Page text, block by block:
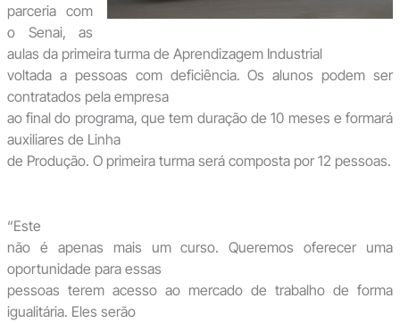
parceria com
o Senai, as
aulas da primeira turma de Aprendizagem Industrial
voltada a pessoas com deficiência. Os alunos podem ser
contratados pela empresa
ao final do programa, que tem duração de 10 meses e formará
auxiliares de Linha
de Produção. O primeira turma será composta por 12 pessoas.
“Este
não é apenas mais um curso. Queremos oferecer uma
oportunidade para essas
pessoas terem acesso ao mercado de trabalho de forma
igualitária. Eles serão